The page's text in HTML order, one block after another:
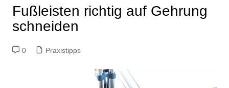
Fußleisten richtig auf Gehrung
schneiden
0 Praxistipps